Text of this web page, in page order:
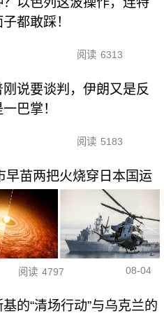
都敢踩！
阅读 6313
刚说要谈判，伊朗又是反
巴掌！
阅读 5183
早苗两把火烧穿日本国运
阅读 4797 08-04
的“清场行动”与乌克兰的